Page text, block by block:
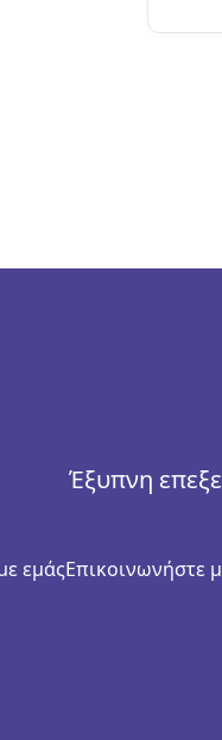
Έξυπνη
εμάςΕπικοινωνήστε